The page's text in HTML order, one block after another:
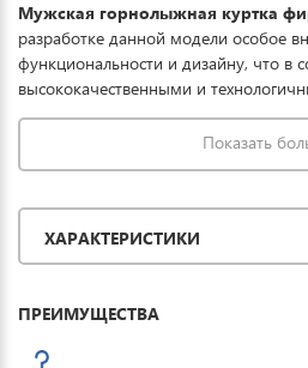
Мужская горнолыжная куртка
разработке данной модели особое
функциональности и дизайну, что в
высококачественными и
данную куртку отличным выбором
горах и на склонах. В коллекции
обработана водоотталкивающей
из тонкого полимерного волокна
температуре до -35°.
20000/20000 обеспечивает
наружу, сохраняя тепло и комфорт
Показать
ХАРАКТЕРИСТИКИ
ПРЕИМУЩЕСТВА